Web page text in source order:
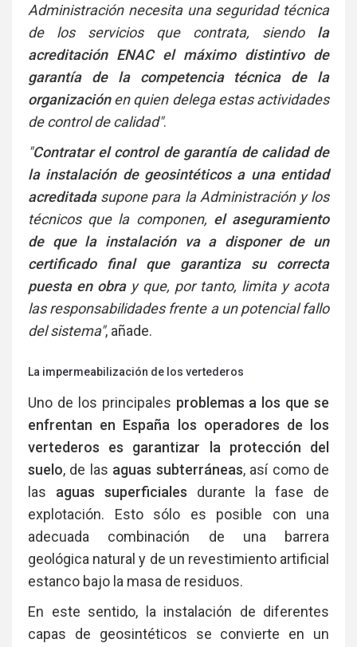
Administración necesita una seguridad técnica
de los servicios que contrata, siendola
acreditación ENAC el máximo distintivo de
garantía de la competencia técnica de la
organizaciónen quien delega estas actividades
de control de calidad".
"Contratar el control de garantía de calidad de
la instalación de geosintéticos a una entidad
acreditada supone para la Administración y los
técnicos que la componen, el aseguramiento
de que la instalación va a disponer de un
certificado final que garantiza su correcta
puesta en obray que, por tanto, limita y acota
las responsabilidades frente a un potencial fallo
del sistema", añade.
La impermeabilización de los vertederos
Uno de los principales problemas a los que se
enfrentan en España los operadores de los
vertederos es garantizar la protección del
suelo, de las aguas subterráneas, así como de
las aguas superficiales durante la fase de
explotación. Esto sólo es posible con una
adecuada combinación de una barrera
geológica natural y de un revestimiento artificial
estanco bajo la masa de residuos.
En este sentido, la instalación de diferentes
capas de geosintéticos se convierte en un